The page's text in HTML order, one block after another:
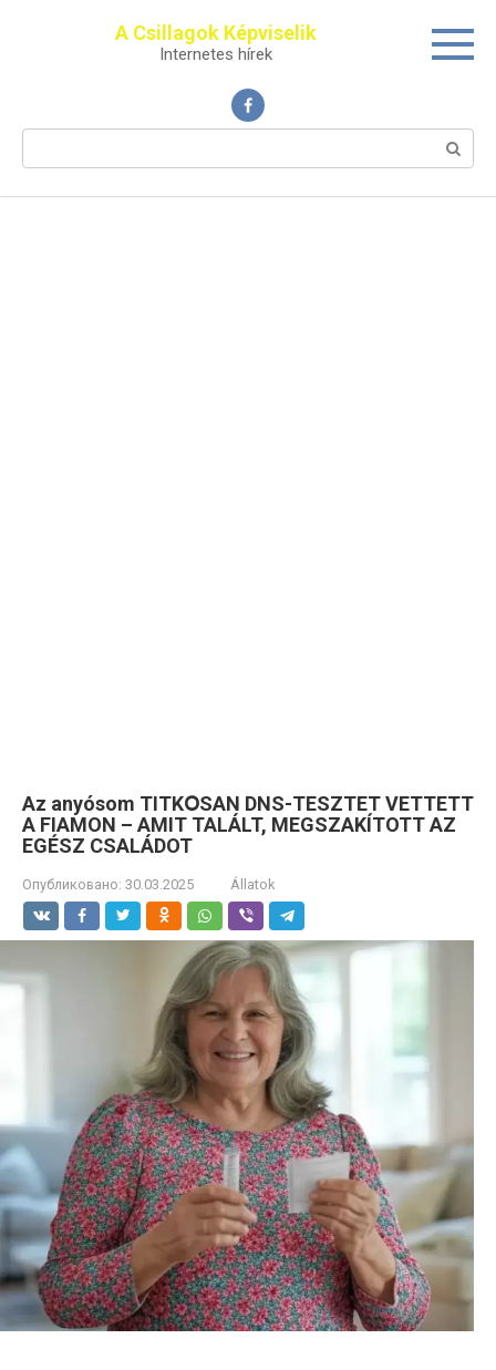
A Csillagok Képviselik
Internetes hírek
Поиск:
Az anyósom TITKՕSAN DNS-TESZTET VETTETT
A FIAMON – AMIT TALÁLT, MEGSZAKÍTOTT AZ
EGÉSZ CSALÁDOT
Опубликовано: 30.03.2025 Állatok